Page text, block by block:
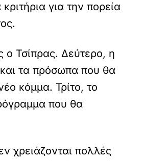
για την πορεία
ο Τσίπρας. Δεύτερο, η
τα πρόσωπα που θα
κόμμα. Τρίτο, το
που θα
χρειάζονται πολλές